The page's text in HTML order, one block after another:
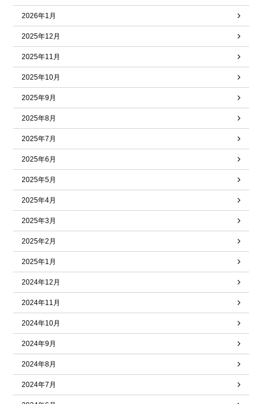
2026年1月
2025年12月
2025年11月
2025年10月
2025年9月
2025年8月
2025年7月
2025年6月
2025年5月
2025年4月
2025年3月
2025年2月
2025年1月
2024年12月
2024年11月
2024年10月
2024年9月
2024年8月
2024年7月